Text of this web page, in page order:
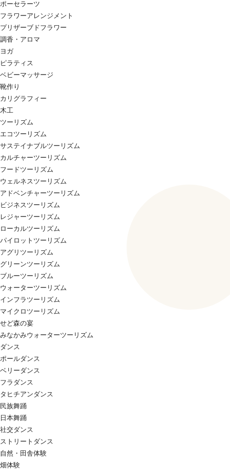
ポーセラーツ
フラワーアレンジメント
プリザーブドフラワー
調香・アロマ
ヨガ
ピラティス
ベビーマッサージ
靴作り
カリグラフィー
木工
ツーリズム
エコツーリズム
サステイナブルツーリズム
カルチャーツーリズム
フードツーリズム
ウェルネスツーリズム
アドベンチャーツーリズム
ビジネスツーリズム
レジャーツーリズム
ローカルツーリズム
パイロットツーリズム
アグリツーリズム
グリーンツーリズム
ブルーツーリズム
ウォーターツーリズム
インフラツーリズム
マイクロツーリズム
せど森の宴
みなかみウォーターツーリズム
ダンス
ポールダンス
ベリーダンス
フラダンス
タヒチアンダンス
民族舞踊
日本舞踊
社交ダンス
ストリートダンス
自然・田舎体験
畑体験